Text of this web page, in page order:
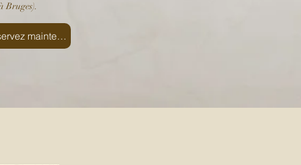
Bruges).
Réservez maintenant